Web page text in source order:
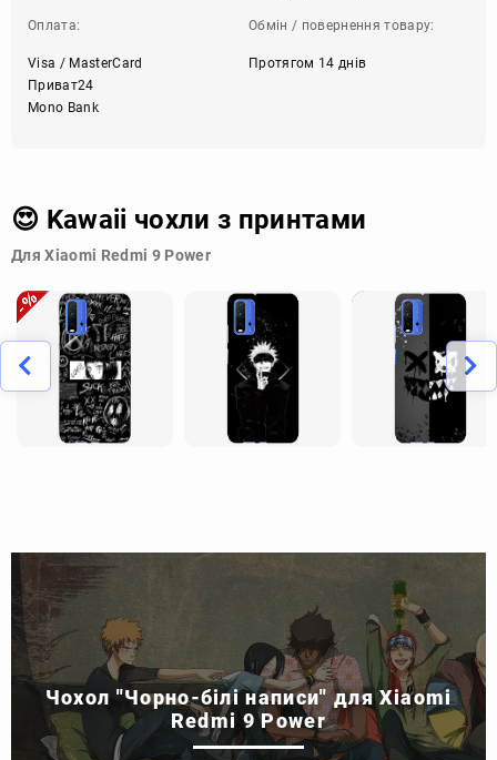
Оплата:
Visa / MasterCard
Приват24
Mono Bank
Обмін / повернення товару:
Протягом 14 днів
😍 Kawaii чохли з принтами
Для Xiaomi Redmi 9 Power
Чохол "Чорно-білі написи" для Xiaomi
Redmi 9 Power